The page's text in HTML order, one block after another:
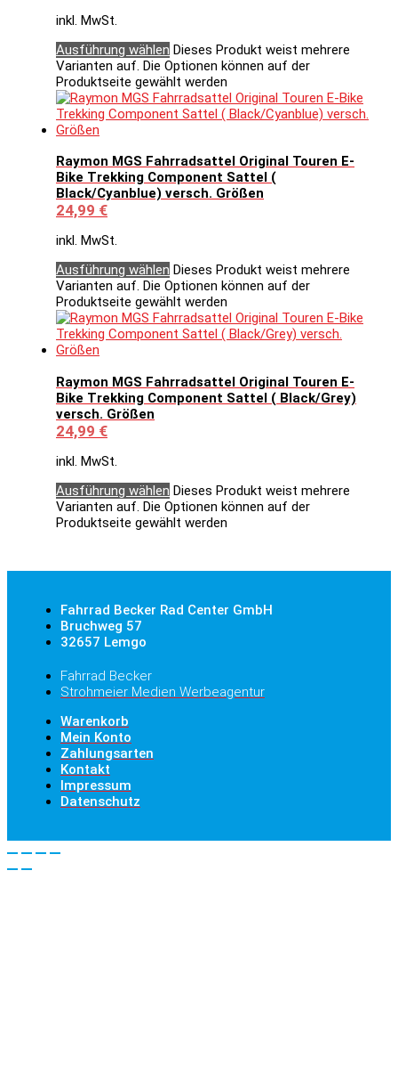
inkl. MwSt.
Ausführung wählen Dieses Produkt weist mehrere
Varianten auf. Die Optionen können auf der
Produktseite gewählt werden
Raymon MGS Fahrradsattel Original Touren E-
Bike Trekking Component Sattel (
Black/Cyanblue) versch. Größen
24,99 €
inkl. MwSt.
Ausführung wählen Dieses Produkt weist mehrere
Varianten auf. Die Optionen können auf der
Produktseite gewählt werden
Raymon MGS Fahrradsattel Original Touren E-
Bike Trekking Component Sattel ( Black/Grey)
versch. Größen
24,99 €
inkl. MwSt.
Ausführung wählen Dieses Produkt weist mehrere
Varianten auf. Die Optionen können auf der
Produktseite gewählt werden
Fahrrad Becker Rad Center GmbH
Bruchweg 57
32657 Lemgo
Fahrrad Becker
Strohmeier Medien Werbeagentur
Warenkorb
Mein Konto
Zahlungsarten
Kontakt
Impressum
Datenschutz